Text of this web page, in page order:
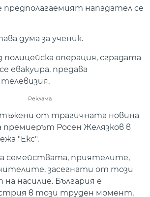
предполагаемият нападател се
дума за ученик.
полицейска операция, сградата
евакуира, предава
Реклама
от трагичната новина
премиерът Росен Желязков в
"Екс".
семействата, приятелите,
засегнати от този
на насилие. България е
в този труден момент,